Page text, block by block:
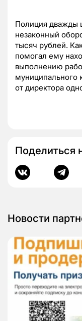
Полиция дважды
незаконный
тысяч рублей.
помогал ему
выполнению
муниципального
от директора
Поделиться
Новости